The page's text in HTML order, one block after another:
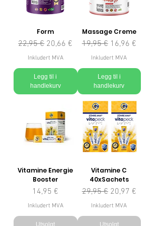
Form
Vanlig pris
22,95 € Salgspris
20,66 €
Inkludert MVA
Legg til i
handlekurv
Massage Creme
Vanlig pris
19,95 € Salgspris
16,96 €
Inkludert MVA
Legg til i
handlekurv
Vitamine Energie
Booster
Pris
14,95 €
Inkludert MVA
Utsolgt
Vitamine C
40xSachets
Vanlig pris
29,95 € Salgspris
20,97 €
Inkludert MVA
Utsolgt